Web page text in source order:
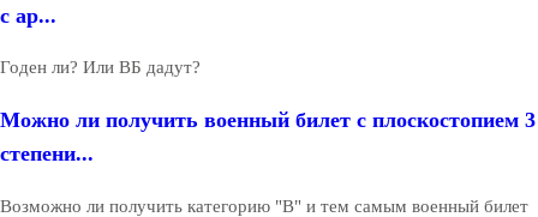
с ар...
Годен ли? Или ВБ дадут?
Можно ли получить военный билет с плоскостопием 3
степени...
Возможно ли получить категорию "В" и тем самым военный билет